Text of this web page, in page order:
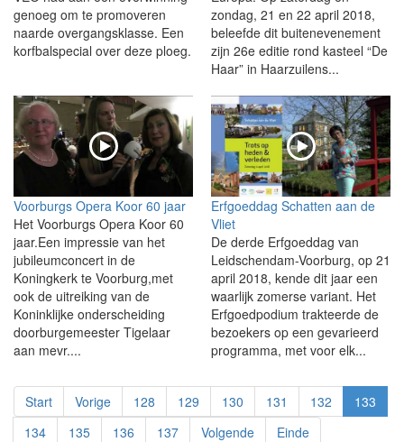
genoeg om te promoveren
naarde overgangsklasse. Een
korfbalspecial over deze ploeg.
zondag, 21 en 22 april 2018,
beleefde dit buitenevenement
zijn 26e editie rond kasteel “De
Haar” in Haarzuilens...
Voorburgs Opera Koor 60 jaar
Het Voorburgs Opera Koor 60
jaar.Een impressie van het
jubileumconcert in de
Koningkerk te Voorburg,met
ook de uitreiking van de
Koninklijke onderscheiding
doorburgemeester Tigelaar
aan mevr....
Erfgoeddag Schatten aan de
Vliet
De derde Erfgoeddag van
Leidschendam-Voorburg, op 21
april 2018, kende dit jaar een
waarlijk zomerse variant. Het
Erfgoedpodium trakteerde de
bezoekers op een gevarieerd
programma, met voor elk...
Start Vorige 128 129 130 131 132
133
134
135 136 137 Volgende Einde